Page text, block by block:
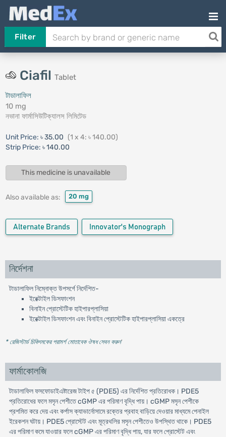
Filter
Ciafil Tablet
টাডালাফিল
10 mg
নভানা ফার্মাসিউটিক্যালস লিমিটেড
Unit Price: ৳ 35.00 (1 x 4: ৳ 140.00)
Strip Price: ৳ 140.00
This medicine is unavailable
Also available as: 20 mg
Alternate Brands Innovator's Monograph
নির্দেশনা
টাডালাফিল নিম্নোক্ত উপসর্গে নির্দেশিত-
ইরেক্টাইল ডিসফাংশন
বিনাইন প্রোস্টেটিক হাইপারপ্লাসিয়া
ইরেক্টাইল ডিসফাংশন এবং বিনাইন প্রোস্টেটিক হাইপারপ্লাসিয়া একত্রে
* রেজিস্টার্ড চিকিৎসকের পরামর্শ মোতাবেক ঔষধ সেবন করুন'
ফার্মাকোলজি
টাডালাফিল ফসফোডাইএষ্টারেজ টাইপ ৫ (PDE5) এর নির্দেশিত প্রতিরোধক। PDE5
প্রতিরোধের ফলে মসৃন পেশীতে cGMP এর পরিমাণ বৃদ্ধি পায়। cGMP মসৃন পেশীকে
প্রশমিত করে দেয় এবং কর্পাস ক্যাভার্নোসামে রক্তের প্রবাহ বাড়িয়ে দেওয়ার মাধ্যমে পেনাইল
ইরেকশন ঘটায়। PDE5 প্রোস্টেট এবং মূত্রথলির মসৃন পেশীতেও উপস্থিত থাকে। PDE5
এর পরিমাণ কমে যাওয়ার ফলে cGMP এর পরিমাণ বৃদ্ধি পায়, যার ফলে প্রোস্টেট এবং